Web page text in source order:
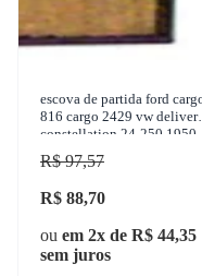
escova de partida ford
816 cargo 2429 vw delivery
constellation 24-250 1950-
2018 sulcarbon -
R$ 97,57
R$ 88,70
ou em 2x de R$ 44,35
sem juros